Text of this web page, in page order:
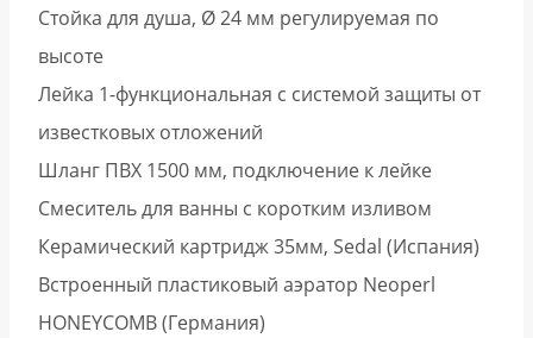
Стойка для душа, Ø 24 мм регулируемая по
высоте
Лейка 1-функциональная с системой защиты от
известковых отложений
Шланг ПВХ 1500 мм, подключение к лейке
Смеситель для ванны с коротким изливом
Керамический картридж 35мм, Sedal (Испания)
Встроенный пластиковый аэратор Neoperl
HONEYCOMB (Германия)